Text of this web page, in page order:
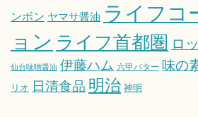
ンボン ヤマサ醤油 ライフコ
ョン ライフ首都圏 ロ
仙台味噌醤油 伊藤ハム 六甲バター 味の
リオ 日清食品 明治 神明